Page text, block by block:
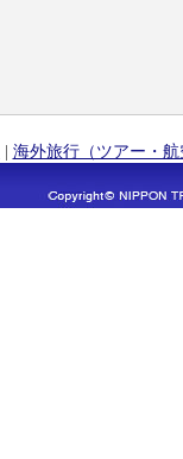
| 海外旅行（ツアー・航